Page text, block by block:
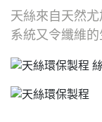
天絲來自天然
系統又令纖維的